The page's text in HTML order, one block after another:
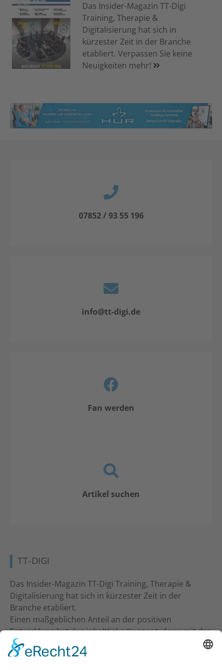
Das Insider-Magazin TT-Digi
Training, Therapie &
Digitalisierung hat sich in
kürzester Zeit in der Branche
etabliert. Verpassen Sie keine
Neuigkeiten mehr!
07852 / 93 55 196
info@tt-digi.de
Fan werden
Artikel suchen
TT-DIGI
Das Insider-Magazin TT-Digi Training, Therapie &
Digitalisierung hat sich in kürzester Zeit in der
Branche etabliert.
Einen maßgeblichen Anteil an der positiven
Entwicklung hat das inhaltliche Konzept, denn mit der
inhaltlichen Ansprache an Studio-Inhaber, Trainer &
Therapeuten wurde ein neuer Standard gesetzt. Ein